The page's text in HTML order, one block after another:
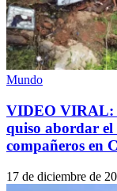
Mundo
VIDEO VIRAL:
quiso abordar el
compañeros en
17 de diciembre de